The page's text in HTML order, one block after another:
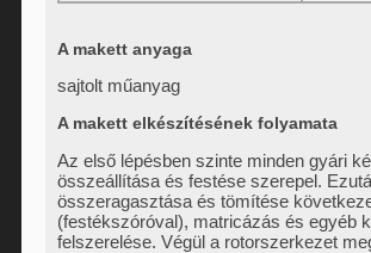
A makett anyaga
sajtolt műanyag
A makett elkészítésének folyamata
Az első lépésben szinte minden gyári
összeállítása és festése szerepel.
összeragasztása és tömítése
(festékszóróval), matricázás és egyéb
felszerelése. Végül a rotorszerkezet